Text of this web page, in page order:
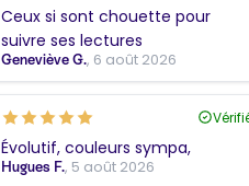
Ceux si sont chouette pour
suivre ses lectures
Geneviève G., 6 août 2026
Évolutif, couleurs sympa,
Hugues F., 5 août 2026